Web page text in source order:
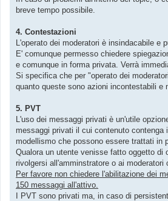
breve tempo possibile.
4. Contestazioni
L'operato dei moderatori è insindacabile e
E' comunque permesso chiedere
e comunque in forma privata. Verrà
Si specifica che per "operato dei
quanto queste sono azioni incontestabili e
5. PVT
L'uso dei messaggi privati è un'utile
messaggi privati il cui contenuto
modellismo che possono essere trattati in
Qualora un utente venisse fatto oggetto
rivolgersi all'amminstratore o ai moderatori
Per favore non chiedere l'abilitazione dei
150 messaggi all'attivo.
I PVT sono privati ma, in caso di